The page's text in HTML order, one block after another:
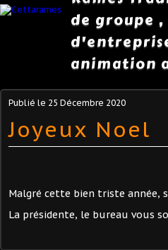
de groupe
animation
Publié le 25 Décembre 2020
Joyeux Noel
Malgré cette bien triste
La présidente, le bureau vous